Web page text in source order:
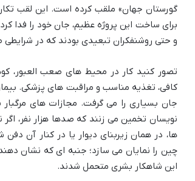
گورستان جهان» ملقب کرده است. این لقب
برای ساخت این پروژه عظیم، جان خود را فدا
و حتی روشنفکران تبعیدی بودند که در شرایطی
تصور کنید کار در محیط های صعب العبور،
کافی، تغذیه مناسب و مراقبت های پزشکی.
جان بسیاری را می گرفت. مجازات های مرگبار
نویسان تخمین می زنند که صدها هزار نفر،
ها، در همان زیربنای دیوار یا در کنار آن
چین را نمایان می سازد؛ جنبه ای که نشان
این شاهکار بشری متحمل شدند.